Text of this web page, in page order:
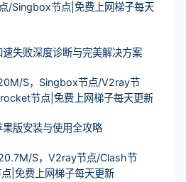
/Singbox节点|免费上网梯子每天
失败深度诊断与完美解决方案
S，Singbox节点/V2ray节
节点|免费上网梯子每天更新
版安装与使用全攻略
S，V2ray节点/Clash节
|免费上网梯子每天更新